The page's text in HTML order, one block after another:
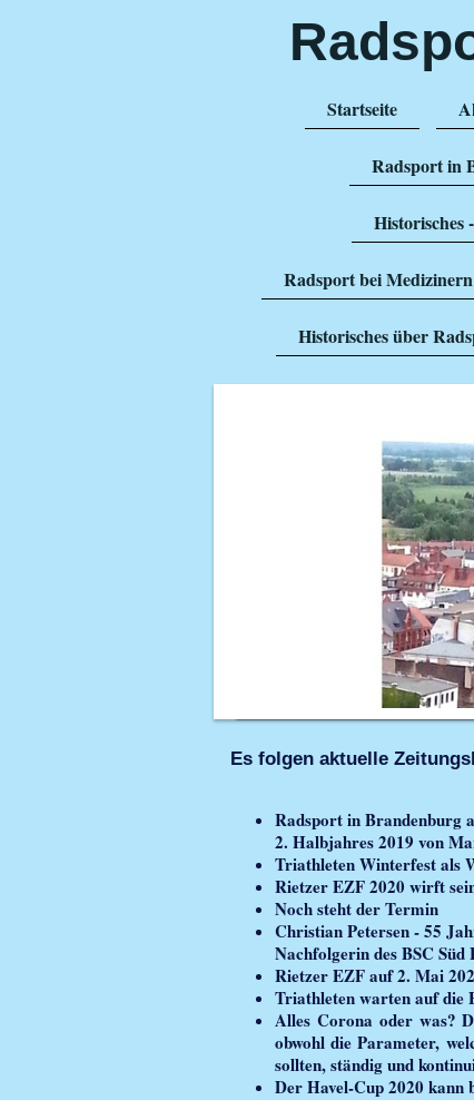
Startseite
Radsport in
Historisches
Radsport bei
Historisches über
Es folgen aktuelle
Radsport in Brandenburg
2. Halbjahres 2019 von
Triathleten Winterfest als
Rietzer EZF 2020 wirft
Noch steht der Termin
Christian Petersen - 55
Nachfolgerin des BSC Süd
Rietzer EZF auf 2. Mai
Triathleten warten auf die
Alles Corona oder was?
obwohl die Parameter,
sollten, ständig und
Der Havel-Cup 2020 kann